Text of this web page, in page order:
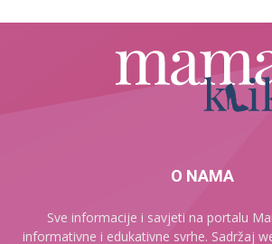
O NAMA
Sve informacije i savjeti na portalu
informativne i edukativne svrhe. Sadržaj